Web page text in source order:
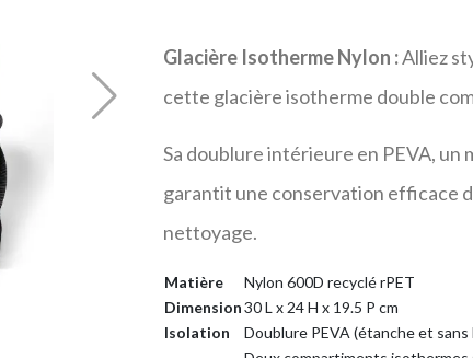
Glacière Isotherme Nylon :Alliez
cette glacière isotherme double
Sa doublure intérieure en PEVA,
garantit une conservation efficace
nettoyage.
Matière
Nylon 600D recyclé rPET
Dimension30 L x 24 H x 19.5 P cm
Isolation
Doublure PEVA (étanche et sans